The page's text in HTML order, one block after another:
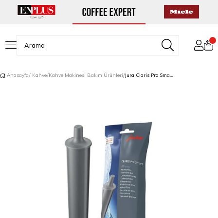
Anasayfa Kahve Kahve Makinesi Bakım Ürünleri Jura Claris Pro Smart Su Filtresi